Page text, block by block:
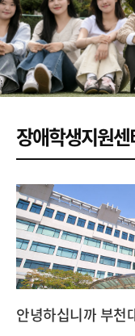
장애학생지원센
안녕하십니까 부천